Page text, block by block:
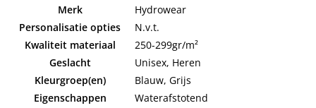
Merk
Hydrowear
Personalisatie opties
N.v.t.
Kwaliteit materiaal
250-299gr/m²
Geslacht
Unisex, Heren
Kleurgroep(en)
Blauw, Grijs
Eigenschappen
Waterafstotend